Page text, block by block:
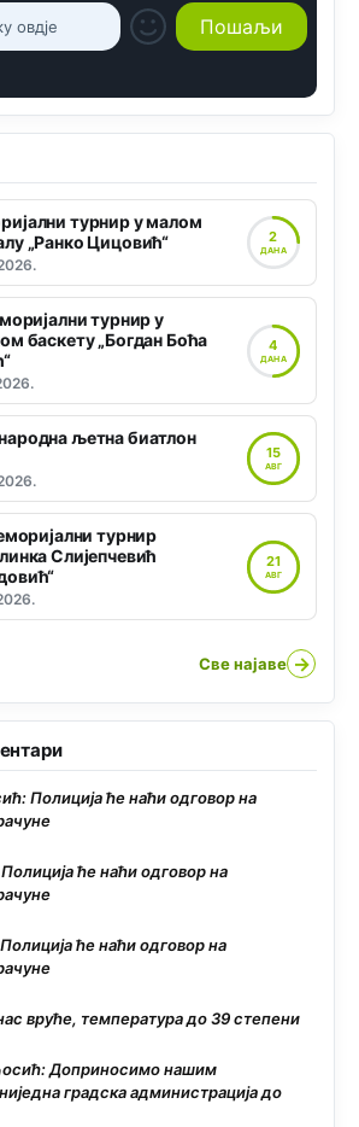
турнир у малом
„Ранко Цицовић“
2
ДАНА
турнир у
баскету „Богдан Боћа
4
ДАНА
љетна биатлон
15
АВГ
турнир
Слијепчевић
21
АВГ
Све најаве →
Полиција ће наћи одговор на
ће наћи одговор на
ће наћи одговор на
вруће, температура до 39 степени
Доприносимо нашим
градска администрација до